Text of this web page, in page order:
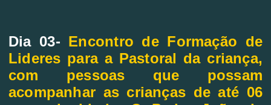
Dia 03- Encontro de Formação de
Lideres para a Pastoral da criança,
com pessoas que possam
acompanhar as crianças de até 06